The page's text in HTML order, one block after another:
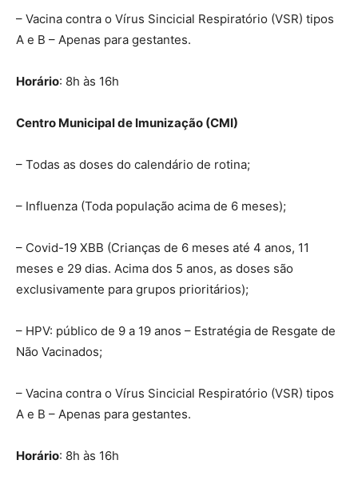
– Vacina contra o Vírus Sincicial Respiratório (VSR) tipos
A e B – Apenas para gestantes.
Horário: 8h às 16h
Centro Municipal de Imunização (CMI)
– Todas as doses do calendário de rotina;
– Influenza (Toda população acima de 6 meses);
– Covid-19 XBB (Crianças de 6 meses até 4 anos, 11
meses e 29 dias. Acima dos 5 anos, as doses são
exclusivamente para grupos prioritários);
– HPV: público de 9 a 19 anos – Estratégia de Resgate de
Não Vacinados;
– Vacina contra o Vírus Sincicial Respiratório (VSR) tipos
A e B – Apenas para gestantes.
Horário: 8h às 16h